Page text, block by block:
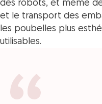
des robots, et même
et le transport des
les poubelles plus
utilisables.